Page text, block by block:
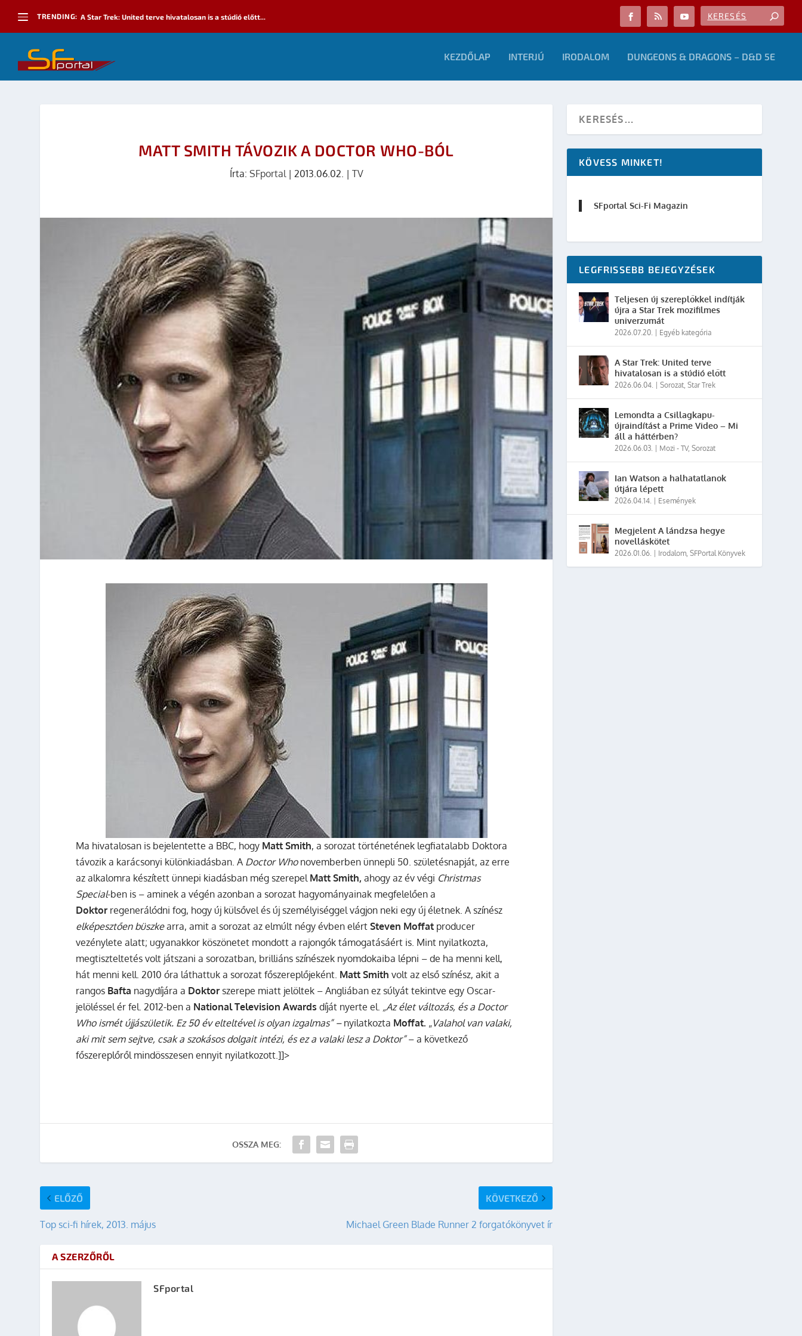
TRENDING: A Star Trek: United terve hivatalosan is a stúdió előtt...
KEZDŐLAP INTERJÚ IRODALOM DUNGEONS & DRAGONS – D&D 5E
MATT SMITH TÁVOZIK A DOCTOR WHO-BÓL
Írta: SFportal| 2013.06.02. | TV
Ma hivatalosan is bejelentette a BBC, hogy Matt Smith, a sorozat történetének legfiatalabb Doktora
távozik a karácsonyi különkiadásban.A Doctor Whonovemberben ünnepli 50. születésnapját, az erre
az alkalomra készített ünnepi kiadásban még szerepel Matt Smith, ahogy az év végi Christmas
Special-ben is – aminek a végén azonban a sorozat hagyományainak megfelelően a
Doktor regenerálódni fog, hogy új külsővel és új személyiséggel vágjon neki egy új életnek. A színész
elképesztően büszkearra, amit a sorozat az elmúlt négy évben elértSteven Moffat producer
vezénylete alatt; ugyanakkor köszönetet mondott a rajongók támogatásáért is. Mint nyilatkozta,
megtiszteltetés volt játszani a sorozatban, brilliáns színészek nyomdokaiba lépni – de ha menni kell,
hát menni kell. 2010 óra láthattuk a sorozat főszereplőjeként. Matt Smith volt az első színész, akit a
rangos Bafta nagydíjára a Doktor szerepe miatt jelöltek – Angliában ez súlyát tekintve egy Oscar-
jelöléssel ér fel. 2012-ben a National Television Awards díját nyerte el. „Az élet változás, és a Doctor
Who ismét újjászületik. Ez 50 év elteltével is olyan izgalmas” – nyilatkozta Moffat. „Valahol van valaki,
aki mit sem sejtve, csak a szokásos dolgait intézi, és ez a valaki lesz a Doktor”– a következő
főszereplőről mindösszesen ennyit nyilatkozott.]]>
OSSZA MEG:
ELŐZŐ
Top sci-fi hírek, 2013. május
KÖVETKEZŐ
Michael Green Blade Runner 2 forgatókönyvet ír
A SZERZŐRŐL
SFportal
KÖVESS MINKET!
SFportal Sci-Fi Magazin
LEGFRISSEBB BEJEGYZÉSEK
Teljesen új szereplőkkel indítják
újra a Star Trek mozifilmes
univerzumát
2026.07.20. Egyéb kategória
A Star Trek: United terve
hivatalosan is a stúdió előtt
2026.06.04. |Sorozat,Star Trek
Lemondta a Csillagkapu-
újraindítást a Prime Video – Mi
áll a háttérben?
2026.06.03. Mozi - TV,Sorozat
Ian Watson a halhatatlanok
útjára lépett
2026.04.14. Események
Megjelent A lándzsa hegye
novelláskötet
2026.01.06. Irodalom,SFPortal Könyvek